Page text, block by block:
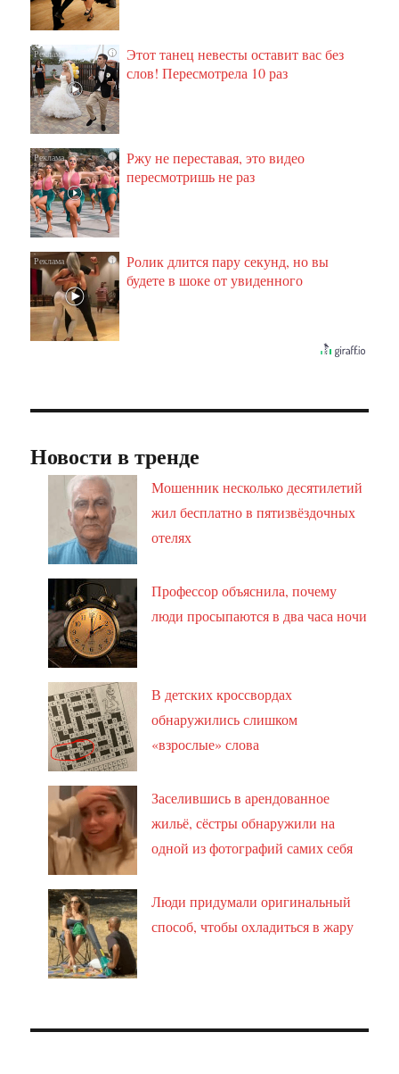
i
Этот танец невесты оставит вас без
слов! Пересмотрела 10 раз
i
Ржу не переставая, это видео
пересмотришь не раз
i
Ролик длится пару секунд, но вы
будете в шоке от увиденного
Новости в тренде
Мошенник несколько десятилетий
жил бесплатно в пятизвёздочных
отелях
Профессор объяснила, почему
люди просыпаются в два часа ночи
В детских кроссвордах
обнаружились слишком
«взрослые» слова
Заселившись в арендованное
жильё, сёстры обнаружили на
одной из фотографий самих себя
Люди придумали оригинальный
способ, чтобы охладиться в жару